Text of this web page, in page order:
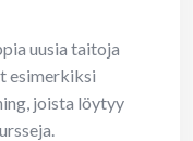
uusia taitoja
esimerkiksi
joista löytyy